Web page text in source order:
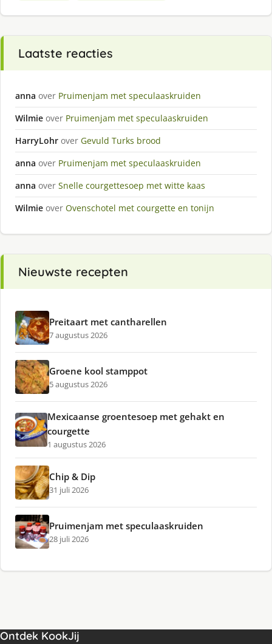
Laatste reacties
anna over Pruimenjam met speculaaskruiden
Wilmie over Pruimenjam met speculaaskruiden
HarryLohr over Gevuld Turks brood
anna over Pruimenjam met speculaaskruiden
anna over Snelle courgettesoep met witte kaas
Wilmie over Ovenschotel met courgette en tonijn
Nieuwste recepten
Preitaart met cantharellen
7 augustus 2026
Groene kool stamppot
5 augustus 2026
Mexicaanse groentesoep met gehakt en
courgette
1 augustus 2026
Chip & Dip
31 juli 2026
Pruimenjam met speculaaskruiden
28 juli 2026
Ontdek KookJij